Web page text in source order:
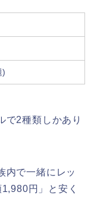
)
で2種類しかあり
内で一緒にレッ
円」と安く